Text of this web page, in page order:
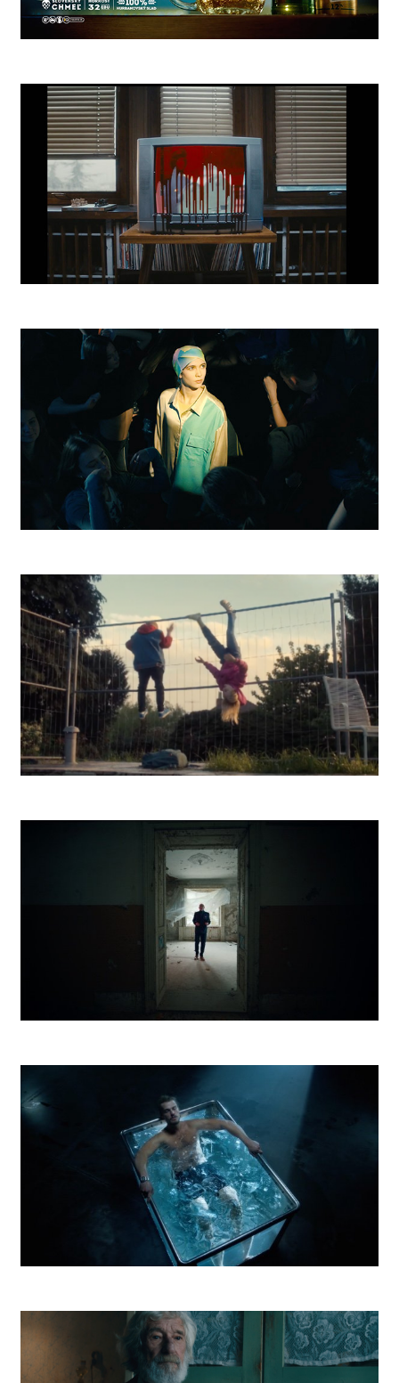
Zlatý Bažant Aký Bol
Nastenka
DSR Battle
Kooperativa Na celý život
Vagus Realiťák
DePaul Otužilec